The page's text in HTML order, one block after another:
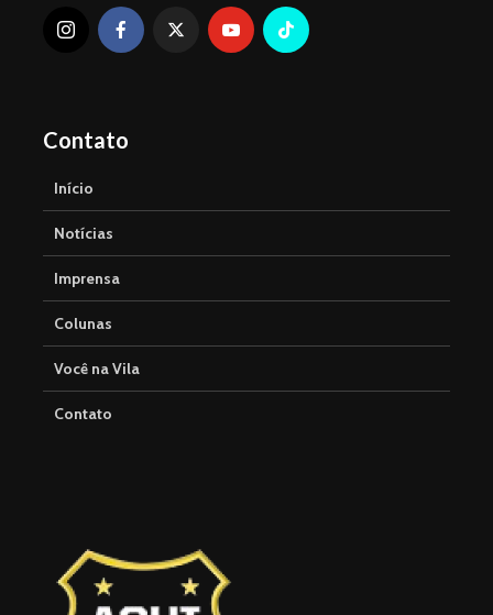
Contato
Início
Notícias
Imprensa
Colunas
Você na Vila
Contato